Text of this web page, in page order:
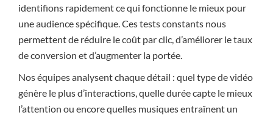
identifions rapidement ce qui fonctionne le mieux pour
une audience spécifique. Ces tests constants nous
permettent de réduire le coût par clic, d’améliorer le taux
de conversion et d’augmenter la portée.
Nos équipes analysent chaque détail : quel type de vidéo
génère le plus d’interactions, quelle durée capte le mieux
l’attention ou encore quelles musiques entraînent un